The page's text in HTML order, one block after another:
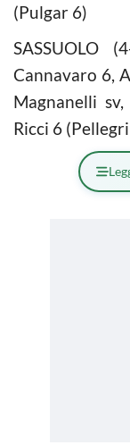
(Pulgar 6)
SASSUOLO
Cannavaro 6,
Magnanelli
Ricci 6